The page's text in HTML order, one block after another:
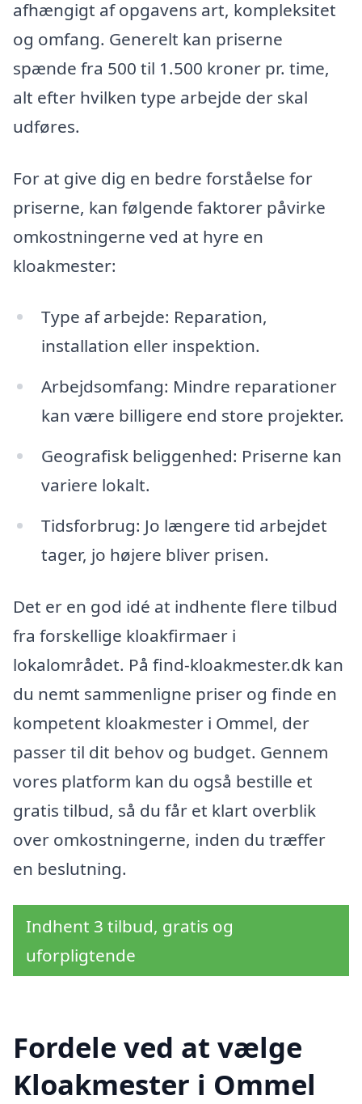
afhængigt af opgavens art, kompleksitet
og omfang. Generelt kan priserne
spænde fra 500 til 1.500 kroner pr. time,
alt efter hvilken type arbejde der skal
udføres.
For at give dig en bedre forståelse for
priserne, kan følgende faktorer påvirke
omkostningerne ved at hyre en
kloakmester:
Type af arbejde: Reparation,
installation eller inspektion.
Arbejdsomfang: Mindre reparationer
kan være billigere end store projekter.
Geografisk beliggenhed: Priserne kan
variere lokalt.
Tidsforbrug: Jo længere tid arbejdet
tager, jo højere bliver prisen.
Det er en god idé at indhente flere tilbud
fra forskellige kloakfirmaer i
lokalområdet. På find-kloakmester.dk kan
du nemt sammenligne priser og finde en
kompetent kloakmester i Ommel, der
passer til dit behov og budget. Gennem
vores platform kan du også bestille et
gratis tilbud, så du får et klart overblik
over omkostningerne, inden du træffer
en beslutning.
Indhent 3 tilbud, gratis og
uforpligtende
Fordele ved at vælge
Kloakmester i Ommel